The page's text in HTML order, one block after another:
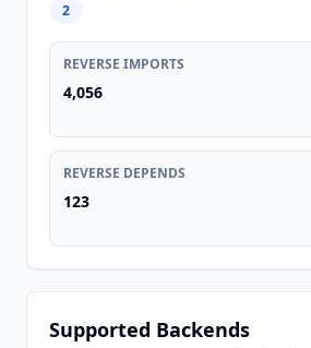
2
REVERSE IMPORTS
4,056
REVERSE DEPENDS
123
Supported Backends